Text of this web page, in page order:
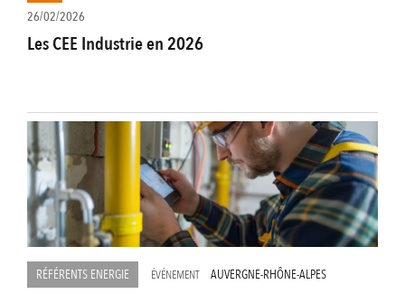
26/02/2026
Les CEE Industrie en 2026
RÉFÉRENTS ENERGIE ÉVÉNEMENT
AUVERGNE-RHÔNE-ALPES